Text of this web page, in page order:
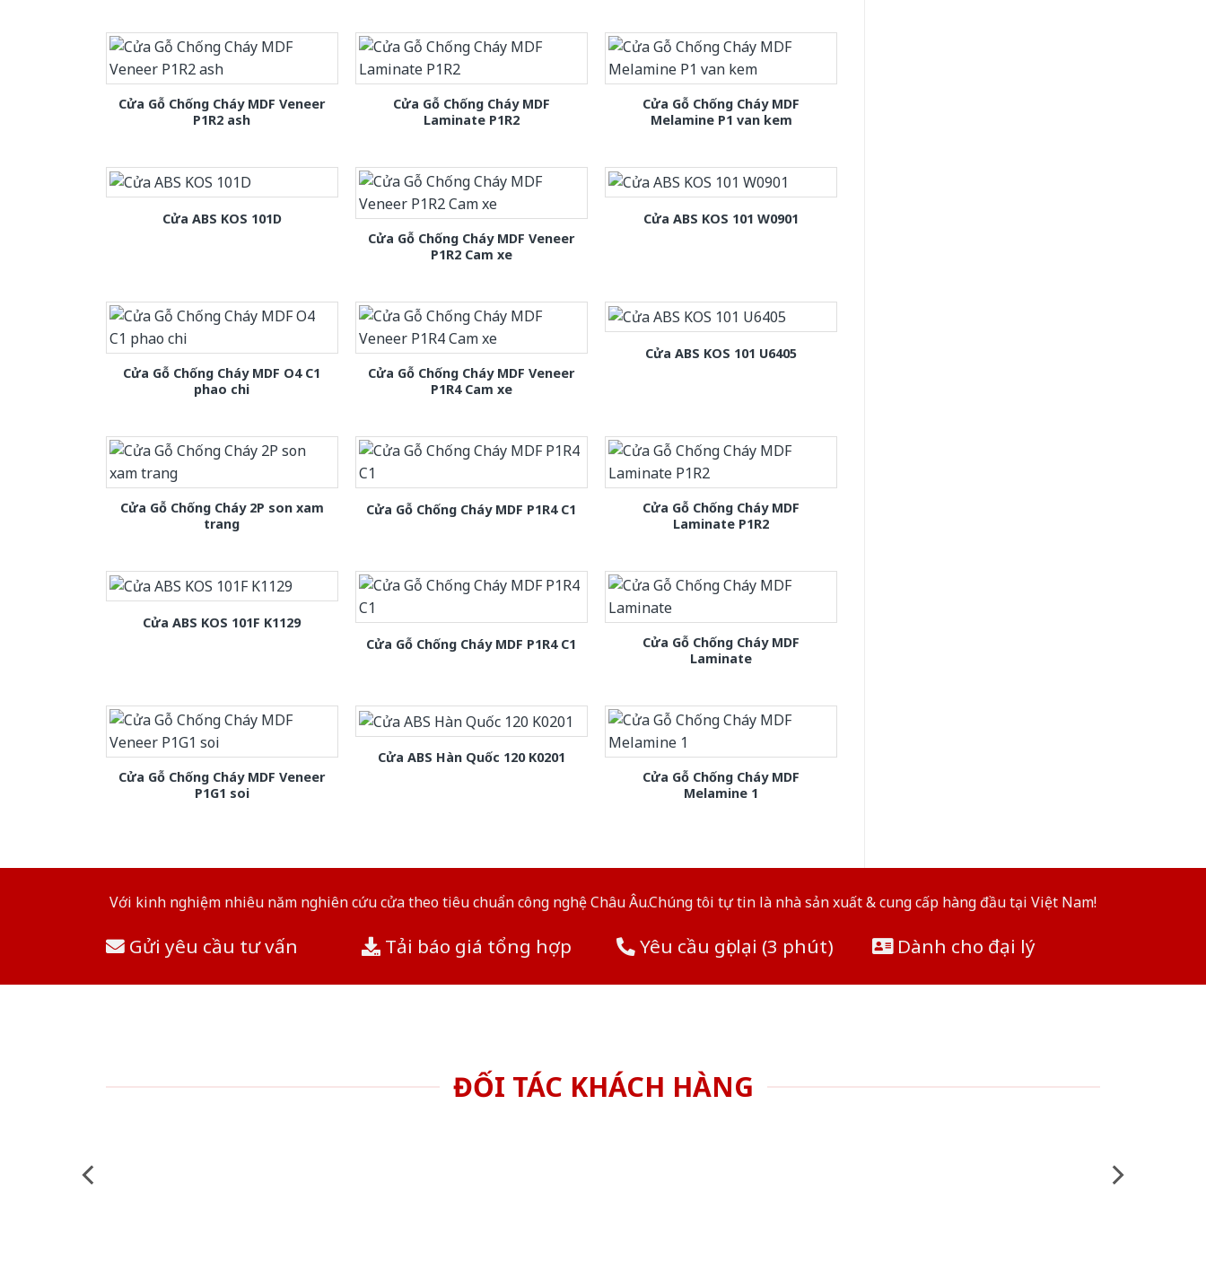
Cửa Gỗ Chống Cháy MDF Veneer
P1R2 ash
Cửa Gỗ Chống Cháy MDF
Laminate P1R2
Cửa Gỗ Chống Cháy MDF
Melamine P1 van kem
Cửa ABS KOS 101D
Cửa Gỗ Chống Cháy MDF Veneer
P1R2 Cam xe
Cửa ABS KOS 101 W0901
Cửa Gỗ Chống Cháy MDF O4 C1
phao chi
Cửa Gỗ Chống Cháy MDF Veneer
P1R4 Cam xe
Cửa ABS KOS 101 U6405
Cửa Gỗ Chống Cháy 2P son xam
trang
Cửa Gỗ Chống Cháy MDF P1R4 C1
Cửa Gỗ Chống Cháy MDF
Laminate P1R2
Cửa ABS KOS 101F K1129
Cửa Gỗ Chống Cháy MDF P1R4 C1
Cửa Gỗ Chống Cháy MDF
Laminate
Cửa Gỗ Chống Cháy MDF Veneer
P1G1 soi
Cửa ABS Hàn Quốc 120 K0201
Cửa Gỗ Chống Cháy MDF
Melamine 1
Với kinh nghiệm nhiêu năm nghiên cứu cửa theo tiêu chuẩn công nghệ Châu Âu.Chúng tôi tự tin là nhà sản xuất & cung cấp hàng đầu tại Việt Nam!
Gửi yêu cầu tư vấn Tải báo giá tổng hợp Yêu cầu gọi lại (3 phút) Dành cho đại lý
ĐỐI TÁC KHÁCH HÀNG